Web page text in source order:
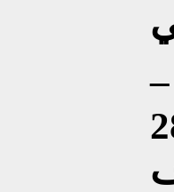
إيران في 28